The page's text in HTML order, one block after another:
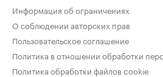
Информация об ограничениях
О соблюдении авторских прав
Пользовательское соглашение
Политика в отношении обработки
Политика обработки файлов cookie